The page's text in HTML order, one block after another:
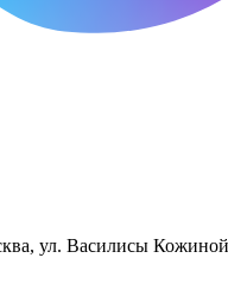
ул. Василисы